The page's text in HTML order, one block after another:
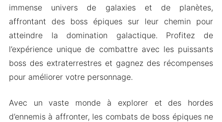
immense univers de galaxies et de planètes,
affrontant des boss épiques sur leur chemin pour
atteindre la domination galactique. Profitez de
l’expérience unique de combattre avec les puissants
boss des extraterrestres et gagnez des récompenses
pour améliorer votre personnage.
Avec un vaste monde à explorer et des hordes
d’ennemis à affronter, les combats de boss épiques ne